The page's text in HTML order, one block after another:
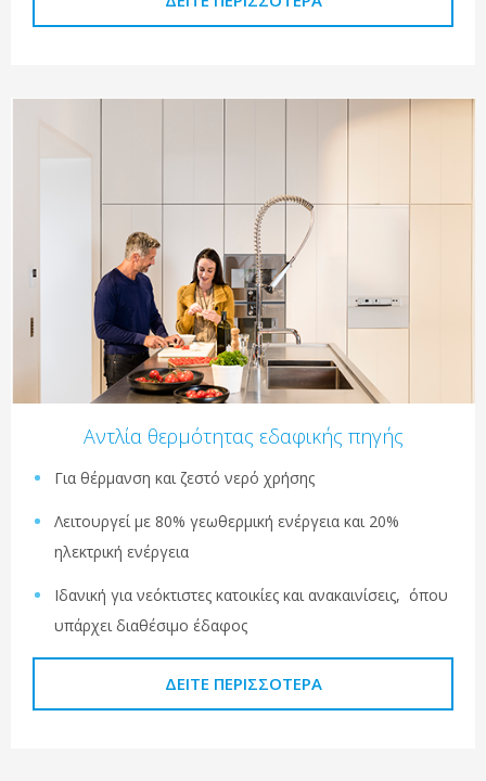
Αντλία θερμότητας εδαφικής πηγής
Για θέρμανση και ζεστό νερό χρήσης
Λειτουργεί με 80% γεωθερμική ενέργεια και 20%
ηλεκτρική ενέργεια
Ιδανική για νεόκτιστες κατοικίες και ανακαινίσεις, όπου
υπάρχει διαθέσιμο έδαφος
ΔΕΊΤΕ ΠΕΡΙΣΣΌΤΕΡΑ